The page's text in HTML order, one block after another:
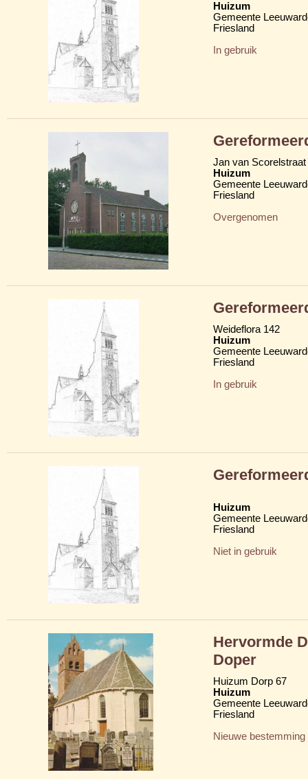
Huizum
Gemeente
Friesland
In gebruik
Jan van Scorelstraat
Huizum
Gemeente
Friesland
Overgenomen
Weideflora 142
Huizum
Gemeente
Friesland
In gebruik
Huizum
Gemeente
Friesland
Niet in gebruik
Hervormde
Doper
Huizum Dorp 67
Huizum
Gemeente
Friesland
Nieuwe bestemming